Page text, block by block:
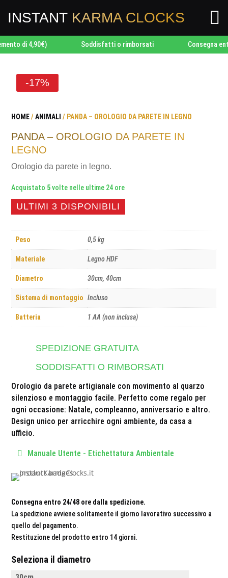
INSTANT KARMA CLOCKS 
di 4,90€) Soddisfatti o rimborsati Consegna entro
-17%
HOME/ANIMALI / PANDA – OROLOGIO DA PARETE IN LEGNO
PANDA – OROLOGIO DA PARETE IN
LEGNO
Orologio da parete in legno.
Acquistato 5volte nelle ultime 24 ore
ULTIMI 3 DISPONIBILI
Peso 0,5 kg
Materiale Legno HDF
Diametro 30cm, 40cm
Sistema di montaggio Incluso
Batteria 1 AA (non inclusa)
SPEDIZIONE GRATUITA
SODDISFATTI O RIMBORSATI
Orologio da parete artigianale con movimento al quarzo
silenzioso e montaggio facile. Perfetto come regalo per
ogni occasione: Natale, compleanno, anniversario e altro.
Design unico per arricchire ogni ambiente, da casa a
ufficio.
Manuale Utente - Etichettatura Ambientale
Consegna entro 24/48 ore dalla spedizione.
La spedizione avviene solitamente il giorno lavorativo successivo a
quello del pagamento.
Restituzione del prodotto entro 14 giorni.
Seleziona il diametro